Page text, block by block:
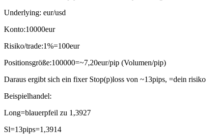
Underlying: eur/usd
Konto:10000eur
Risiko/trade:1%=100eur
Positionsgröße:100000=~7,20eur/pip (Volumen/pip)
Daraus ergibt sich ein fixer Stop(p)loss von ~13pips, =dein risiko
Beispielhandel:
Long=blauerpfeil zu 1,3927
Sl=13pips=1,3914